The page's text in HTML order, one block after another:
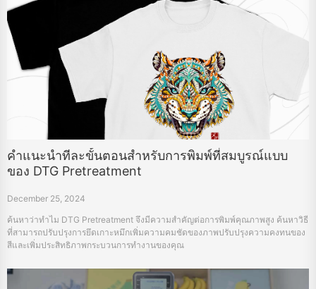
คำแนะนำทีละขั้นตอนสำหรับการพิมพ์ที่สมบูรณ์แบบ
ของ DTG Pretreatment
December 25, 2024
ค้นหาว่าทำไม DTG Pretreatment จึงมีความสำคัญต่อการพิมพ์คุณภาพสูง ค้นหาวิธี
ที่สามารถปรับปรุงการยึดเกาะหมึกเพิ่มความคมชัดของภาพปรับปรุงความคงทนของ
สีและเพิ่มประสิทธิภาพกระบวนการทำงานของคุณ